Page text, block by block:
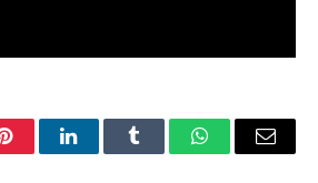
PinterestLinkedInTumblr WhatsAppEmail